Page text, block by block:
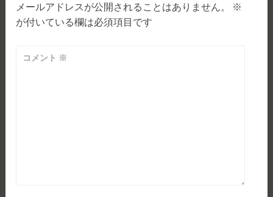
ョ
メールアドレスが公開されることはありません。
※
が付いている欄は必須項目です
コメント ※